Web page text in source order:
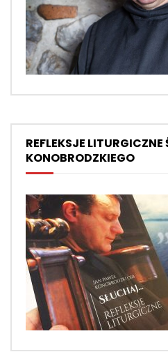
REFLEKSJE
KONOBRODZKIEGO